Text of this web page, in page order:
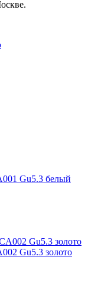
Gu5.3 белый
Gu5.3 золото